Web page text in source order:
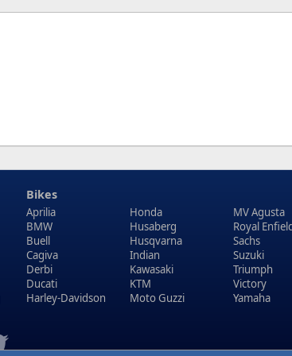
Bikes
Aprilia
BMW
Buell
Cagiva
Derbi
Ducati
Harley-Davidson
Honda
Husaberg
Husqvarna
Indian
Kawasaki
KTM
Moto Guzzi
MV Agusta
Royal
Sachs
Suzuki
Triumph
Victory
Yamaha